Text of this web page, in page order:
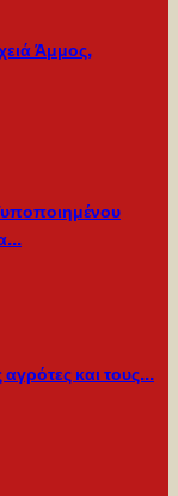
Άμμος,
αγρότες και τους…